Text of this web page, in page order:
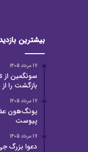
بیشترین
17 مرداد 1405
بازگشت را
17 مرداد 1405
پیوست
17 مرداد 1405
دعوا بزرگ